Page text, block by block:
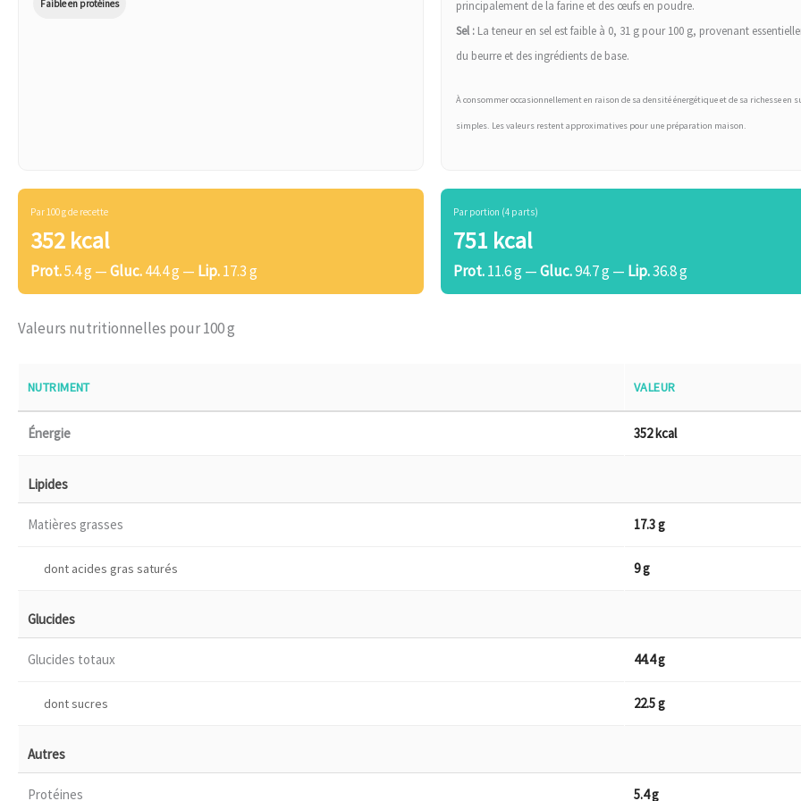
Faible en protéines
principalement de la farine et des œufs en poudre.
Sel :La teneur en sel est faible à 0, 31 g pour 100 g, provenant
du beurre et des ingrédients de base.
À consommer occasionnellement en raison de sa densité énergétique et de sa richesse en
simples. Les valeurs restent approximatives pour une préparation maison.
Par 100 g de recette
352 kcal
Prot.5.4 g —Gluc.44.4 g — Lip.17.3 g
Par portion (4 parts)
751 kcal
Prot.11.6 g —Gluc.94.7 g — Lip.36.8 g
Valeurs nutritionnelles pour 100 g
NUTRIMENT VALEUR
Énergie 352 kcal
Lipides
Matières grasses 17.3 g
dont acides gras saturés 9 g
Glucides
Glucides totaux 44.4 g
dont sucres 22.5 g
Autres
Protéines 5.4 g